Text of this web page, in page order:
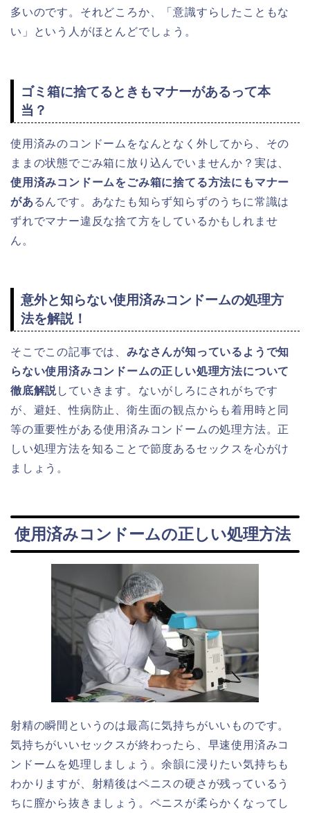
多いのです。それどころか、「意識すらしたこともな
い」という人がほとんどでしょう。
ゴミ箱に捨てるときもマナーがあるって本
当？
使用済みのコンドームをなんとなく外してから、その
ままの状態でごみ箱に放り込んでいませんか？実は、
使用済みコンドームをごみ箱に捨てる方法にもマナー
があるんです。あなたも知らず知らずのうちに常識は
ずれでマナー違反な捨て方をしているかもしれませ
ん。
意外と知らない使用済みコンドームの処理方
法を解説！
そこでこの記事では、 みなさんが知っているようで知
らない使用済みコンドームの正しい処理方法について
徹底解説していきます。ないがしろにされがちです
が、避妊、性病防止、衛生面の観点からも着用時と同
等の重要性がある使用済みコンドームの処理方法。正
しい処理方法を知ることで節度あるセックスを心がけ
ましょう。
使用済みコンドームの正しい処理方法
射精の瞬間というのは最高に気持ちがいいものです。
気持ちがいいセックスが終わったら、早速使用済みコ
ンドームを処理しましょう。余韻に浸りたい気持ちも
わかりますが、射精後はペニスの硬さが残っているう
ちに膣から抜きましょう。ペニスが柔らかくなってし